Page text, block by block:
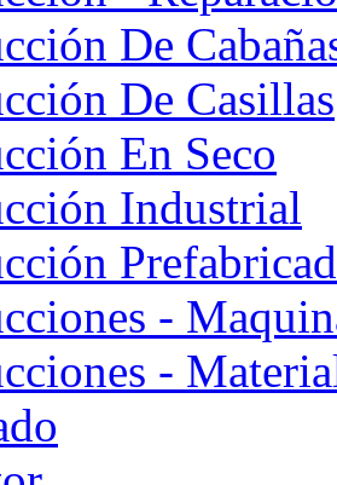
De
De Casillas
En Seco
Industrial
-
-